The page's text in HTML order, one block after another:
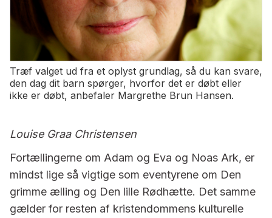
Træf valget ud fra et oplyst grundlag, så du kan svare,
den dag dit barn spørger, hvorfor det er døbt eller
ikke er døbt, anbefaler Margrethe Brun Hansen.
Louise Graa Christensen
Fortællingerne om Adam og Eva og Noas Ark, er
mindst lige så vigtige som eventyrene om Den
grimme ælling og Den lille Rødhætte. Det samme
gælder for resten af kristendommens kulturelle